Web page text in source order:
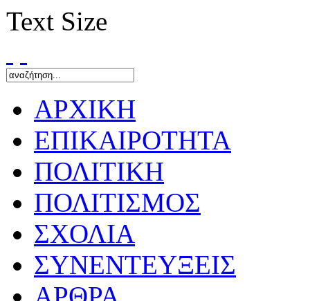
Text Size
ΑΡΧΙΚΗ
ΕΠΙΚΑΙΡΟΤΗΤΑ
ΠΟΛΙΤΙΚΗ
ΠΟΛΙΤΙΣΜΟΣ
ΣΧΟΛΙΑ
ΣΥΝΕΝΤΕΥΞΕΙΣ